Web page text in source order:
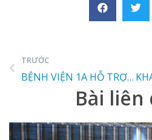
Bài liên